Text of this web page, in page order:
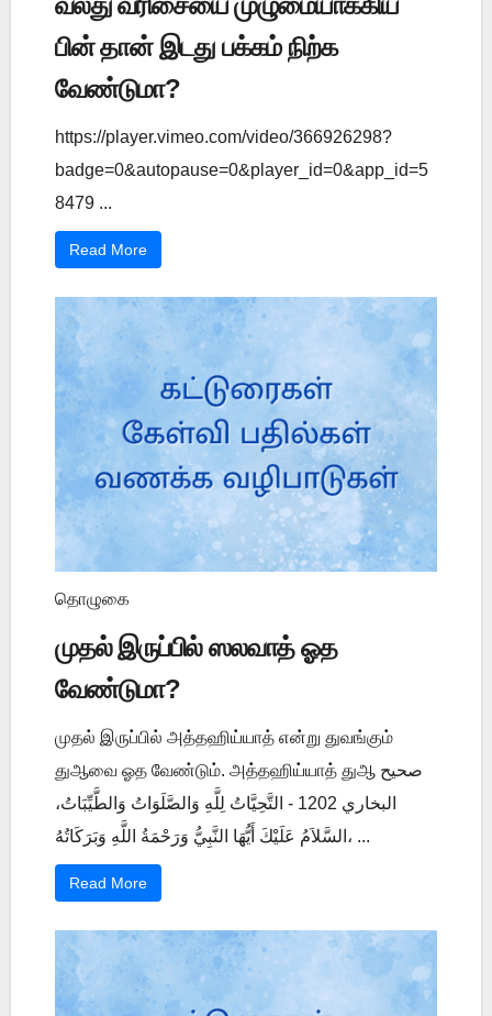
பின் தான் இடது பக்கம் நிற்க
வேண்டுமா?
https://player.vimeo.com/video/366926298?
badge=0&autopause=0&player_id=0&app_id=5
8479 ...
Read More
தொழுகை
முதல் இருப்பில் ஸலவாத் ஓத
வேண்டுமா?
முதல் இருப்பில் அத்தஹிய்யாத் என்று துவங்கும்
துஆவை ஓத வேண்டும். அத்தஹிய்யாத் துஆ صحيح
البخاري 1202 - التَّحِيَّاتُ لِلَّهِ وَالصَّلَوَاتُ وَالطَّيِّبَاتُ،
السَّلاَمُ عَلَيْكَ أَيُّهَا النَّبِيُّ وَرَحْمَةُ اللَّهِ وَبَرَكَاتُهُ، ...
Read More